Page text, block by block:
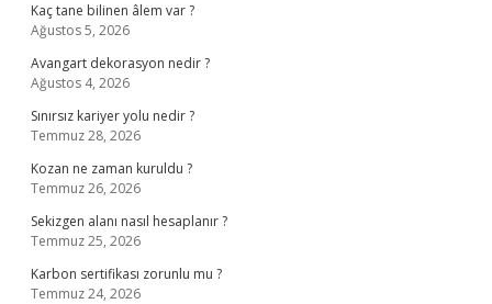
Kaç tane bilinen âlem var ?
Ağustos 5, 2026
Avangart dekorasyon nedir ?
Ağustos 4, 2026
Sınırsız kariyer yolu nedir ?
Temmuz 28, 2026
Kozan ne zaman kuruldu ?
Temmuz 26, 2026
Sekizgen alanı nasıl hesaplanır ?
Temmuz 25, 2026
Karbon sertifikası zorunlu mu ?
Temmuz 24, 2026